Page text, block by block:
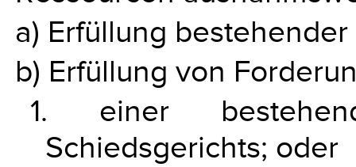
a) Erfüllung
b) Erfüllung von
1. einer
Schiedsgerichts; oder